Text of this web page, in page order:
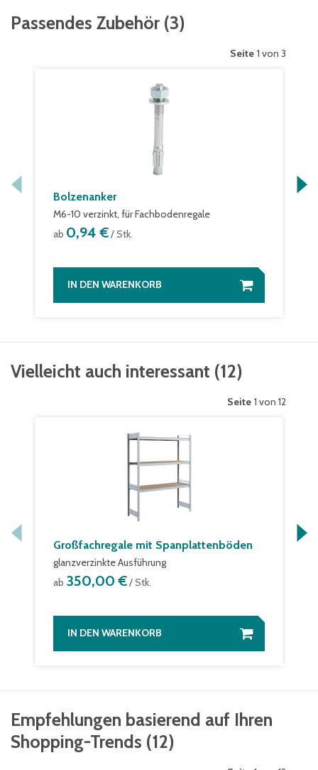
Passendes Zubehör (3)
Seite 1 von 3
Bolzenanker
M6-10 verzinkt, für Fachbodenregale
ab 0,94 €/ Stk.
IN DEN WARENKORB
Vielleicht auch interessant (12)
Seite 1 von 12
Großfachregale mit Spanplattenböden
glanzverzinkte Ausführung
ab 350,00 €/ Stk.
IN DEN WARENKORB
Empfehlungen basierend auf Ihren
Shopping-Trends (12)